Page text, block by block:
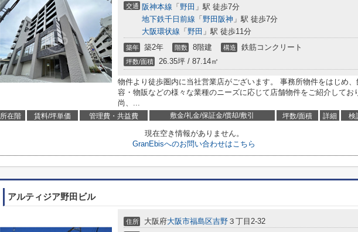
交通 阪神本線 「 野田 」駅 徒歩7分
地下鉄千日前線 「 野田阪神 」駅 徒歩7分
大阪環状線 「 野田 」駅 徒歩11分
築年 築2年 階数 8階建 構造 鉄筋コンクリート
坪数/面積 26.35坪 / 87.14㎡
物件より徒歩圏内に当社営業店がございます。 事務所物件をはじめ
容・物販などの様々な業種のニーズに応じて店舗物件をご紹介してお
尚、...
所在階 賃料/坪単価 管理費・共益費 敷金/礼金/保証金/償却/敷引 坪数/面積 詳細 検
現在空き情報がありません。
GranEbisへのお問い合わせはこちら
アルティジア野田ビル
住所 大阪府大阪市福島区吉野 ３丁目2-32